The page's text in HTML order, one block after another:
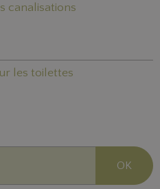
canalisations
les toilettes
OK